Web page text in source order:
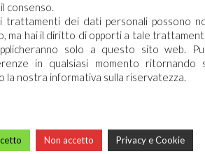
i
di
consenso.
trattamenti dei dati personali possono
ma hai il diritto di opporti a tale
solo a questo sito web.
in qualsiasi momento ritornando
la nostra informativa sulla riservatezza.
Non accetto Privacy e Cookie
e le schede tecniche è necessario
non hai un account puoi effettuare la
le credenziali di accesso.
O REGISTRATI